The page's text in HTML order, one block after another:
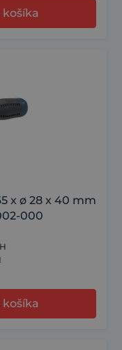
košíka
x ø 28 x 40 mm
000
košíka